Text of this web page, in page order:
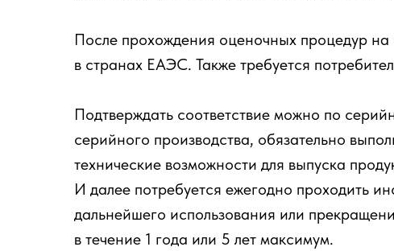
После прохождения оценочных процедур
в странах ЕАЭС. Также требуется
Подтверждать соответствие можно по
серийного производства, обязательно
технические возможности для выпуска
И далее потребуется ежегодно проходить
дальнейшего использования или
в течение 1 года или 5 лет максимум.